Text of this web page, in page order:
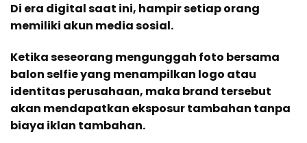
Di era digital saat ini, hampir setiap orang
memiliki akun media sosial.
Ketika seseorang mengunggah foto bersama
balon selfie yang menampilkan logo atau
identitas perusahaan, maka brand tersebut
akan mendapatkan eksposur tambahan tanpa
biaya iklan tambahan.